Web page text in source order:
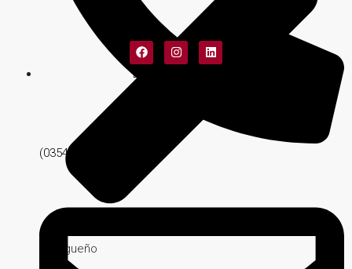
Malagueño
(03547) 427051
Diseño Web: Matías Fuentes